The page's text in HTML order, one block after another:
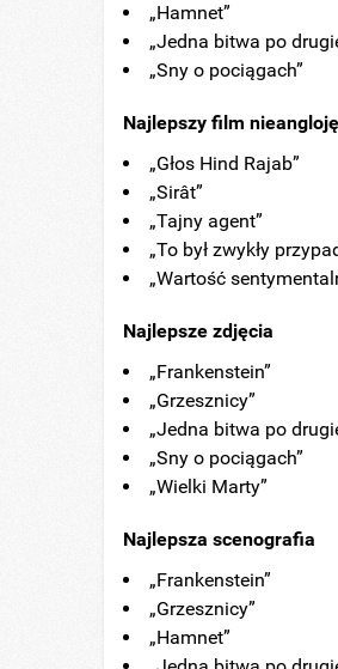
„Hamnet”
„Jedna bitwa po
„Sny o pociągach”
Najlepszy film
„Głos Hind Rajab”
„Sirât”
„Tajny agent”
„To był zwykły
„Wartość
Najlepsze zdjęcia
„Frankenstein”
„Grzesznicy”
„Jedna bitwa po
„Sny o pociągach”
„Wielki Marty”
Najlepsza scenografia
„Frankenstein”
„Grzesznicy”
„Hamnet”